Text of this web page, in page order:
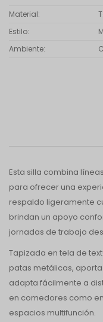
Material
Estilo
Ambiente
Esta silla combina
para ofrecer una
respaldo ligeramente
brindan un apoyo
jornadas de trabajo
Tapizada en tela de
patas metálicas,
adapta fácilmente a
en comedores como
espacios multifunción.